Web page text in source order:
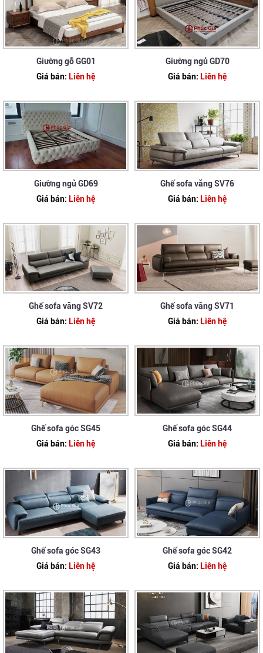
Giường gỗ GG01
Giá bán: Liên hệ
Giường ngủ GD70
Giá bán: Liên hệ
Giường ngủ GD69
Giá bán: Liên hệ
Ghế sofa văng SV76
Giá bán: Liên hệ
Ghế sofa văng SV72
Giá bán: Liên hệ
Ghế sofa văng SV71
Giá bán: Liên hệ
Ghế sofa góc SG45
Giá bán: Liên hệ
Ghế sofa góc SG44
Giá bán: Liên hệ
Ghế sofa góc SG43
Giá bán: Liên hệ
Ghế sofa góc SG42
Giá bán: Liên hệ